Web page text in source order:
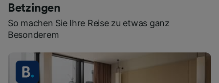
Betzingen
So machen Sie Ihre Reise zu etwas ganz
Besonderem